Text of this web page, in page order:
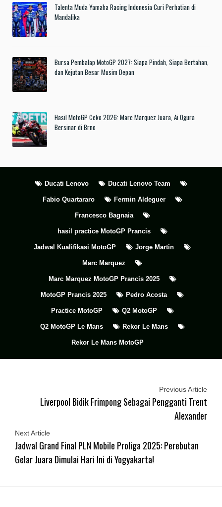
Talenta Muda Yamaha Racing Indonesia Curi Perhatian di
Mandalika
Bursa Pembalap MotoGP 2027: Siapa Pindah, Siapa Bertahan,
dan Kejutan Besar Musim Depan
Hasil MotoGP Ceko 2026: Marc Marquez Juara, Ai Ogura
Bersinar di Brno
Ducati Lenovo Ducati Lenovo Team
Fabio Quartararo Fermin Aldeguer
Francesco Bagnaia
hasil practice MotoGP Prancis
Jadwal Kualifikasi MotoGP Jorge Martin
Marc Marquez
Marc Marquez MotoGP Prancis 2025
MotoGP Prancis 2025 Pedro Acosta
Practice MotoGP Q2 MotoGP
Q2 MotoGP Le Mans Rekor Le Mans
Rekor Le Mans MotoGP
Previous Article
Liverpool Bidik Frimpong Sebagai Pengganti Trent
Alexander
Next Article
Jadwal Grand Final PLN Mobile Proliga 2025: Perebutan
Gelar Juara Dimulai Hari Ini di Yogyakarta!